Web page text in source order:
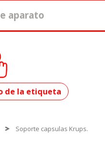
de la etiqueta
Soporte capsulas Krups.